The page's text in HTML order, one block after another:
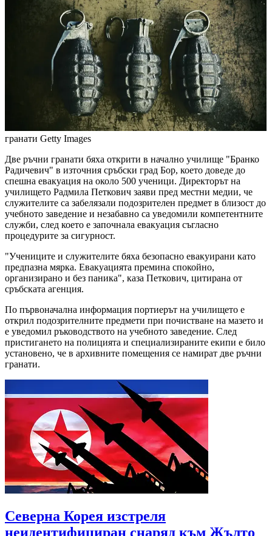
гранати Getty Images
Две ръчни гранати бяха открити в начално училище "Бранко
Радичевич" в източния сръбски град Бор, което доведе до
спешна евакуация на около 500 ученици. Директорът на
училището Радмила Петкович заяви пред местни медии, че
служителите са забелязали подозрителен предмет в близост до
учебното заведение и незабавно са уведомили компетентните
служби, след което е започнала евакуация съгласно
процедурите за сигурност.
"Учениците и служителите бяха безопасно евакуирани като
предпазна мярка. Евакуацията премина спокойно,
организирано и без паника", каза Петкович, цитирана от
сръбската агенция.
По първоначална информация портиерът на училището е
открил подозрителните предмети при почистване на мазето и
е уведомил ръководството на учебното заведение. След
пристигането на полицията и специализираните екипи е било
установено, че в архивните помещения се намират две ръчни
гранати.
Северна Корея изстреля
неидентифициран снаряд към Жълто